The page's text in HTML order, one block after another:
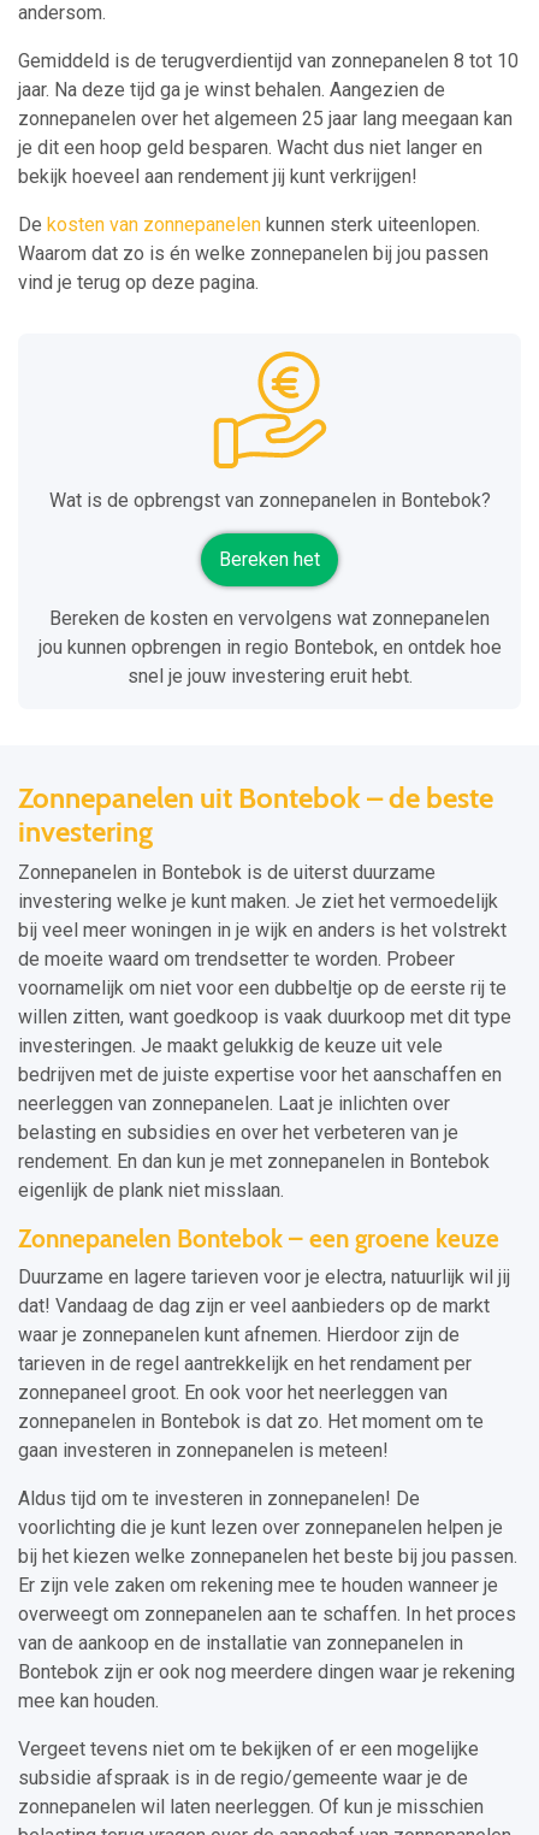
andersom.
Gemiddeld is de terugverdientijd van zonnepanelen 8 tot 10
jaar. Na deze tijd ga je winst behalen. Aangezien de
zonnepanelen over het algemeen 25 jaar lang meegaan kan
je dit een hoop geld besparen. Wacht dus niet langer en
bekijk hoeveel aan rendement jij kunt verkrijgen!
De kosten van zonnepanelen kunnen sterk uiteenlopen.
Waarom dat zo is én welke zonnepanelen bij jou passen
vind je terug op deze pagina.
Wat is de opbrengst van zonnepanelen in Bontebok?
Bereken het
Bereken de kosten en vervolgens wat zonnepanelen
jou kunnen opbrengen in regio Bontebok, en ontdek hoe
snel je jouw investering eruit hebt.
Zonnepanelen uit Bontebok – de beste
investering
Zonnepanelen in Bontebok is de uiterst duurzame
investering welke je kunt maken. Je ziet het vermoedelijk
bij veel meer woningen in je wijk en anders is het volstrekt
de moeite waard om trendsetter te worden. Probeer
voornamelijk om niet voor een dubbeltje op de eerste rij te
willen zitten, want goedkoop is vaak duurkoop met dit type
investeringen. Je maakt gelukkig de keuze uit vele
bedrijven met de juiste expertise voor het aanschaffen en
neerleggen van zonnepanelen. Laat je inlichten over
belasting en subsidies en over het verbeteren van je
rendement. En dan kun je met zonnepanelen in Bontebok
eigenlijk de plank niet misslaan.
Zonnepanelen Bontebok – een groene keuze
Duurzame en lagere tarieven voor je electra, natuurlijk wil jij
dat! Vandaag de dag zijn er veel aanbieders op de markt
waar je zonnepanelen kunt afnemen. Hierdoor zijn de
tarieven in de regel aantrekkelijk en het rendament per
zonnepaneel groot. En ook voor het neerleggen van
zonnepanelen in Bontebok is dat zo. Het moment om te
gaan investeren in zonnepanelen is meteen!
Aldus tijd om te investeren in zonnepanelen! De
voorlichting die je kunt lezen over zonnepanelen helpen je
bij het kiezen welke zonnepanelen het beste bij jou passen.
Er zijn vele zaken om rekening mee te houden wanneer je
overweegt om zonnepanelen aan te schaffen. In het proces
van de aankoop en de installatie van zonnepanelen in
Bontebok zijn er ook nog meerdere dingen waar je rekening
mee kan houden.
Vergeet tevens niet om te bekijken of er een mogelijke
subsidie afspraak is in de regio/gemeente waar je de
zonnepanelen wil laten neerleggen. Of kun je misschien